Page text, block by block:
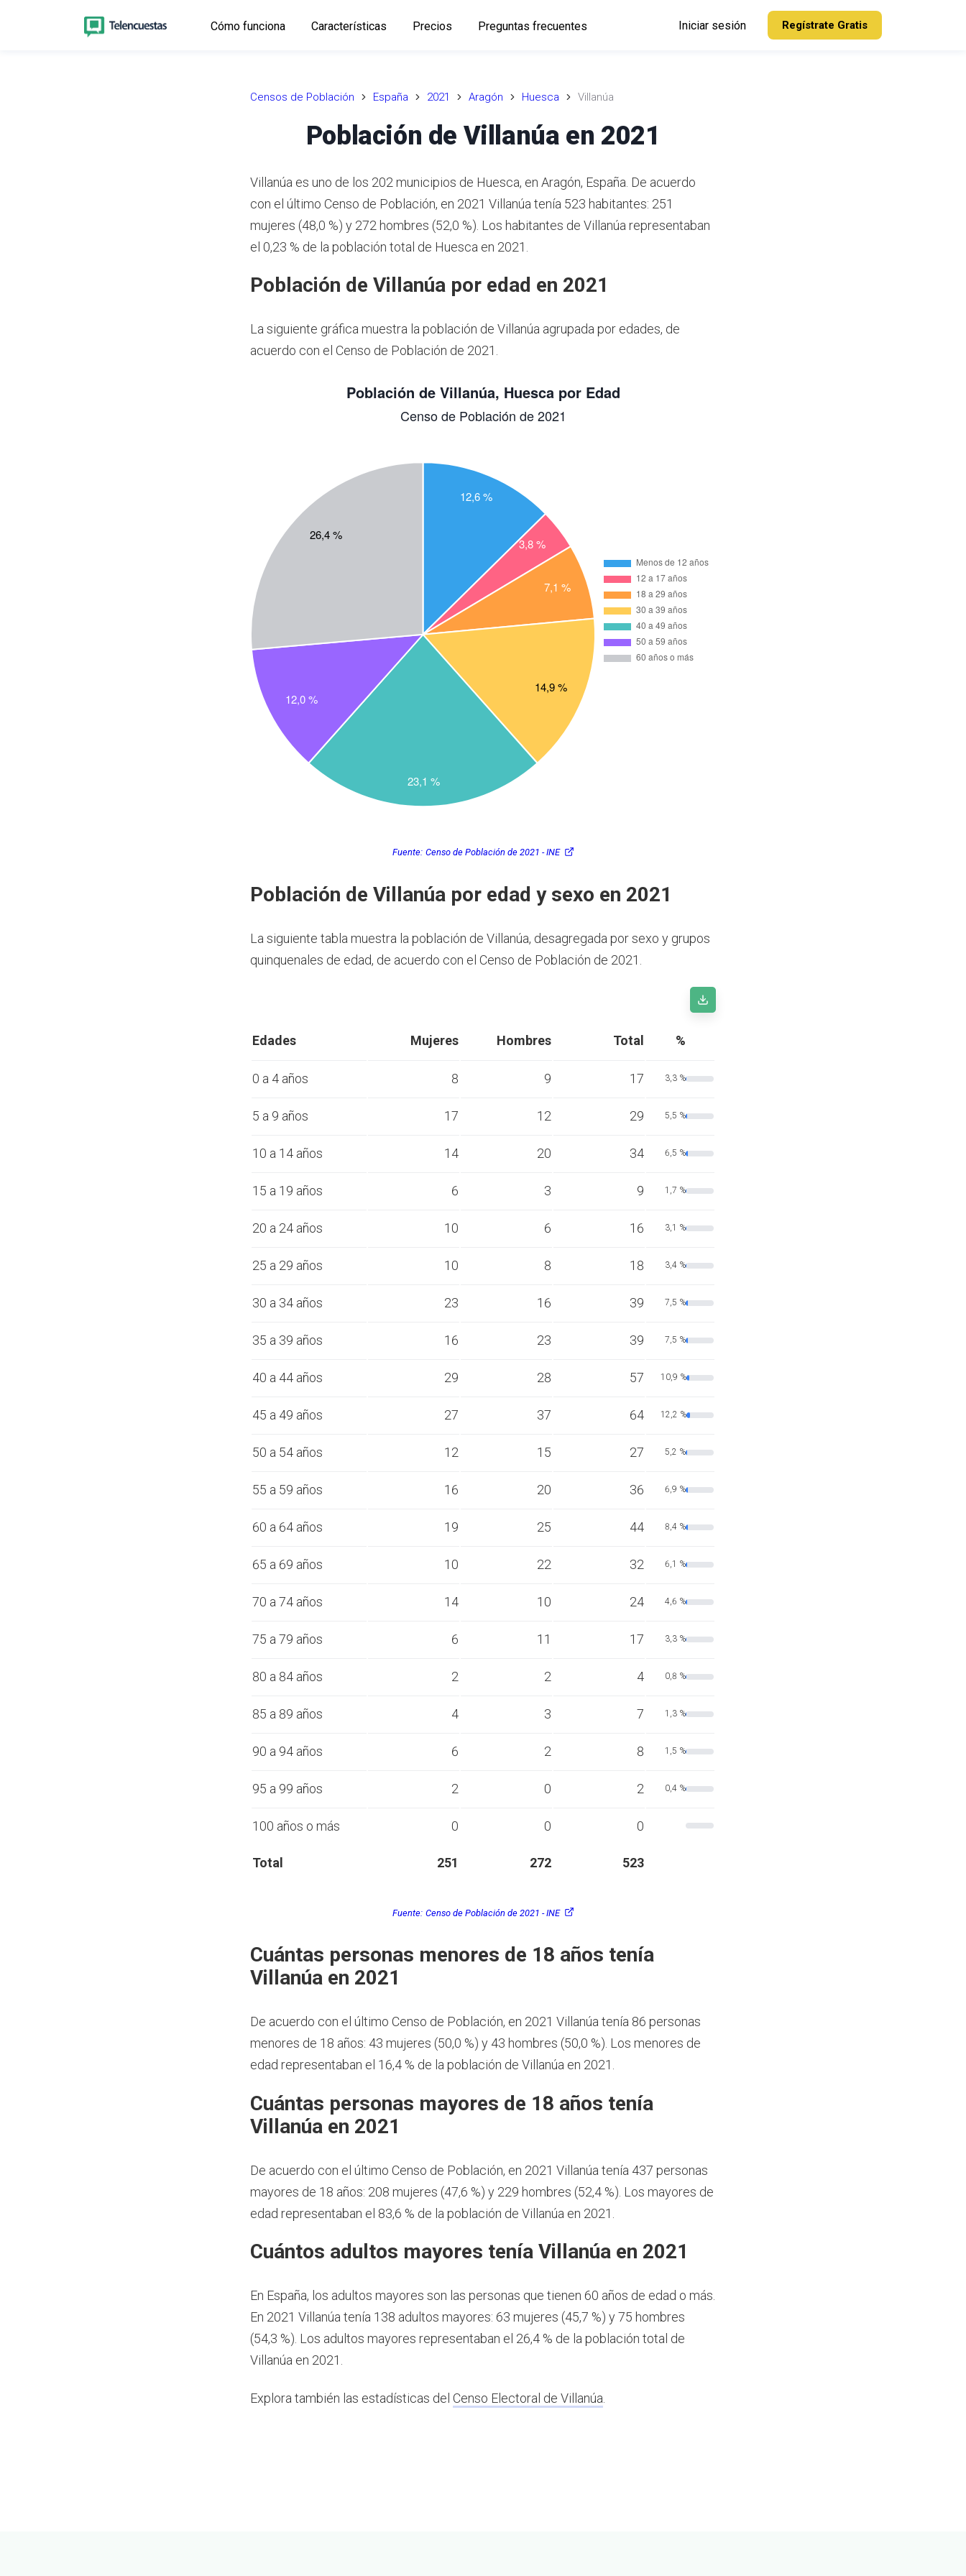
Cómo funciona Características Precios Preguntas frecuentes Iniciar sesión Regístrate Gratis
Censos de Población España 2021 Aragón Huesca Villanúa
Población de Villanúa en 2021
Villanúa es uno de los 202 municipios de Huesca, en Aragón, España. De acuerdo
con el último Censo de Población, en 2021 Villanúa tenía 523 habitantes: 251
mujeres (48,0 %) y 272 hombres (52,0 %). Los habitantes de Villanúa representaban
el 0,23 % de la población total de Huesca en 2021.
Población de Villanúa por edad en 2021
La siguiente gráfica muestra la población de Villanúa agrupada por edades, de
acuerdo con el Censo de Población de 2021.
Fuente: Censo de Población de 2021 - INE
Población de Villanúa por edad y sexo en 2021
La siguiente tabla muestra la población de Villanúa, desagregada por sexo y grupos
quinquenales de edad, de acuerdo con el Censo de Población de 2021.
Edades Mujeres Hombres Total %
0 a 4 años 8 9 17 3,3 %
5 a 9 años 17 12 29 5,5 %
10 a 14 años 14 20 34 6,5 %
15 a 19 años 6 3 9 1,7 %
20 a 24 años 10 6 16 3,1 %
25 a 29 años 10 8 18 3,4 %
30 a 34 años 23 16 39 7,5 %
35 a 39 años 16 23 39 7,5 %
40 a 44 años 29 28 57 10,9 %
45 a 49 años 27 37 64 12,2 %
50 a 54 años 12 15 27 5,2 %
55 a 59 años 16 20 36 6,9 %
60 a 64 años 19 25 44 8,4 %
65 a 69 años 10 22 32 6,1 %
70 a 74 años 14 10 24 4,6 %
75 a 79 años 6 11 17 3,3 %
80 a 84 años 2 2 4 0,8 %
85 a 89 años 4 3 7 1,3 %
90 a 94 años 6 2 8 1,5 %
95 a 99 años 2 0 2 0,4 %
100 años o más 0 0 0
Total 251 272 523
Fuente: Censo de Población de 2021 - INE
Cuántas personas menores de 18 años tenía
Villanúa en 2021
De acuerdo con el último Censo de Población, en 2021 Villanúa tenía 86 personas
menores de 18 años: 43 mujeres (50,0 %) y 43 hombres (50,0 %). Los menores de
edad representaban el 16,4 % de la población de Villanúa en 2021.
Cuántas personas mayores de 18 años tenía
Villanúa en 2021
De acuerdo con el último Censo de Población, en 2021 Villanúa tenía 437 personas
mayores de 18 años: 208 mujeres (47,6 %) y 229 hombres (52,4 %). Los mayores de
edad representaban el 83,6 % de la población de Villanúa en 2021.
Cuántos adultos mayores tenía Villanúa en 2021
En España, los adultos mayores son las personas que tienen 60 años de edad o más.
En 2021 Villanúa tenía 138 adultos mayores: 63 mujeres (45,7 %) y 75 hombres
(54,3 %). Los adultos mayores representaban el 26,4 % de la población total de
Villanúa en 2021.
Explora también las estadísticas del Censo Electoral de Villanúa